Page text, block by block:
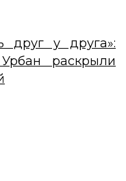
друг у друга»:
раскрыли